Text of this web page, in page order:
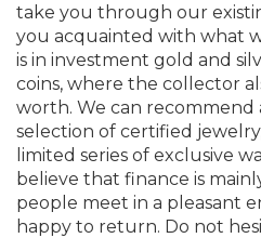
take you through our
you acquainted with what
is in investment gold and
coins, where the collector
worth. We can
selection of certified
limited series of exclusive
believe that finance is
people meet in a pleasant
happy to return. Do not